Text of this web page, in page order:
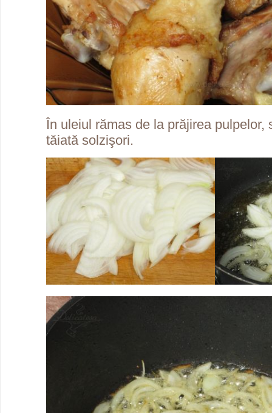
În uleiul rămas de la prăjirea pulpelor,
tăiată solzişori.